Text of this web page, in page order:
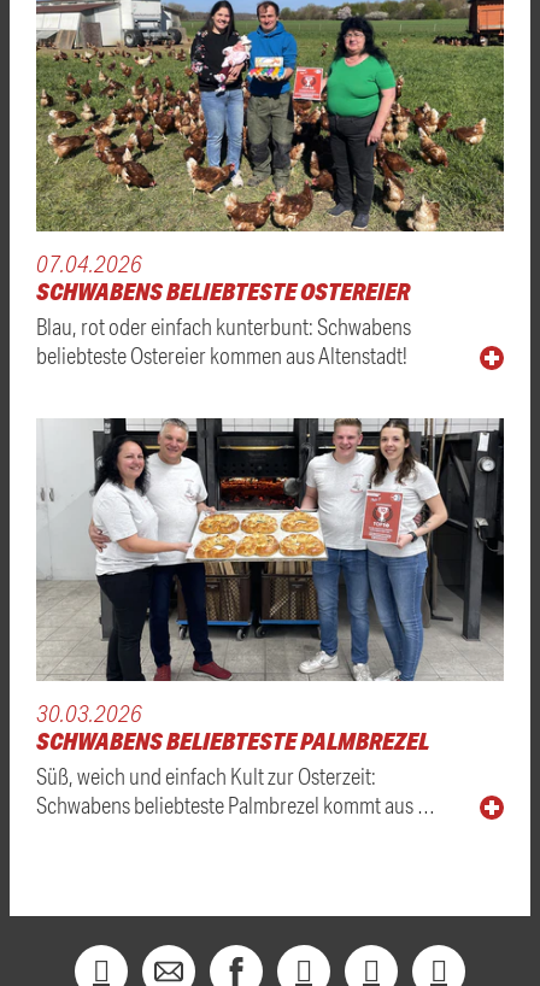
07.04.2026
SCHWABENS BELIEBTESTE OSTEREIER
Blau, rot oder einfach kunterbunt: Schwabens
beliebteste Ostereier kommen aus Altenstadt!
30.03.2026
SCHWABENS BELIEBTESTE PALMBREZEL
Süß, weich und einfach Kult zur Osterzeit:
Schwabens beliebteste Palmbrezel kommt aus …